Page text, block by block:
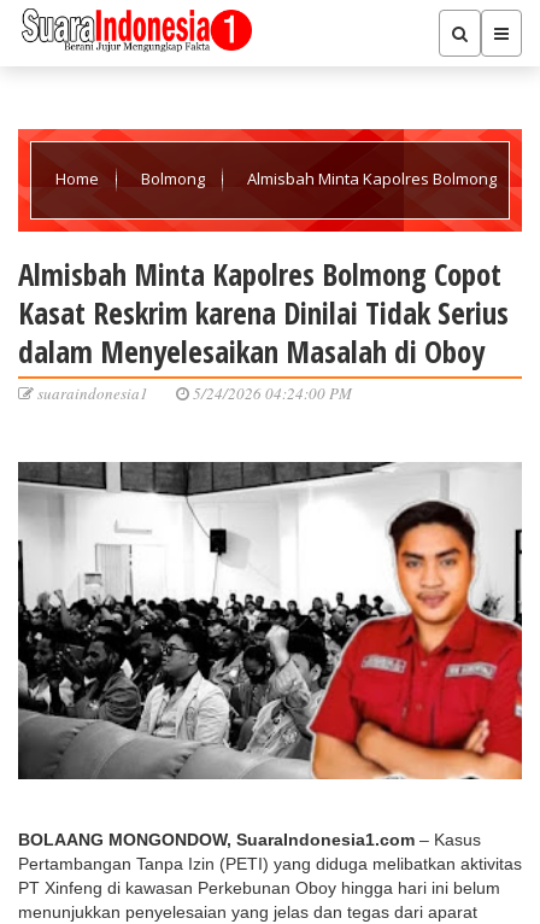
Home Bolmong Almisbah Minta Kapolres Bolmong
Menyelesaikan Masalah di Oboy
Almisbah Minta Kapolres Bolmong Copot
Kasat Reskrim karena Dinilai Tidak Serius
dalam Menyelesaikan Masalah di Oboy
suaraindonesia1 5/24/2026 04:24:00 PM
BOLAANG MONGONDOW, SuaraIndonesia1.com – Kasus
Pertambangan Tanpa Izin (PETI) yang diduga melibatkan aktivitas
PT Xinfeng di kawasan Perkebunan Oboy hingga hari ini belum
menunjukkan penyelesaian yang jelas dan tegas dari aparat